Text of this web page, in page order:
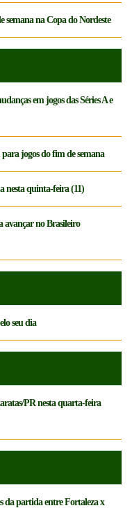
semana na Copa do Nordeste
em jogos das Séries A e
jogos do fim de semana
nesta quinta-feira (11)
avançar no Brasileiro
seu dia
PR nesta quarta-feira
da partida entre Fortaleza x